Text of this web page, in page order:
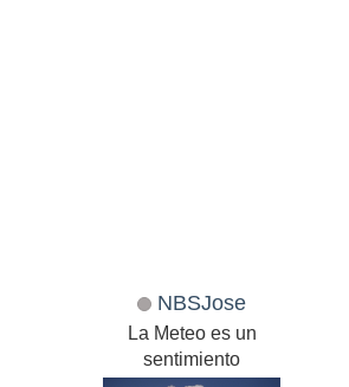
NBSJose
La Meteo es un
sentimiento